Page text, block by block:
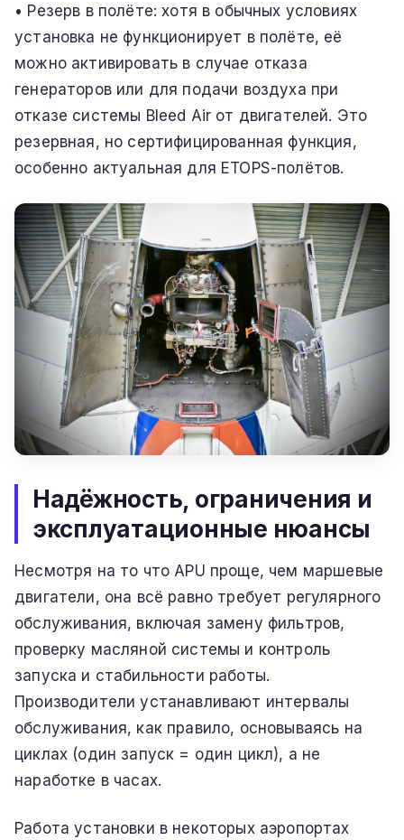
• Резерв в полёте: хотя в обычных условиях
установка не функционирует в полёте, её
можно активировать в случае отказа
генераторов или для подачи воздуха при
отказе системы Bleed Air от двигателей. Это
резервная, но сертифицированная функция,
особенно актуальная для ETOPS-полётов.
Надёжность, ограничения и
эксплуатационные нюансы
Несмотря на то что APU проще, чем маршевые
двигатели, она всё равно требует регулярного
обслуживания, включая замену фильтров,
проверку масляной системы и контроль
запуска и стабильности работы.
Производители устанавливают интервалы
обслуживания, как правило, основываясь на
циклах (один запуск = один цикл), а не
наработке в часах.
Работа установки в некоторых аэропортах